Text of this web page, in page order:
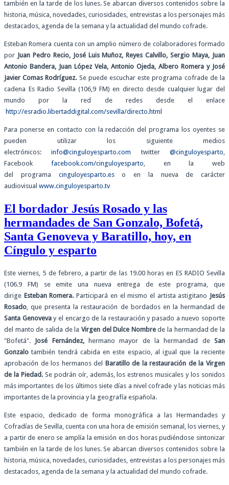
también en la tarde de los lunes. Se abarcan diversos contenidos sobre la
historia, música, novedades, curiosidades, entrevistas a los personajes más
destacados, agenda de la semana y la actualidad del mundo cofrade.
Esteban Romera cuenta con un amplio número de colaboradores formado
por Juan Pedro Recio, José Luis Muñoz, Reyes Calvillo, Sergio Maya, Juan
Antonio Bandera, Juan López Vela, Antonio Ojeda, Albero Romera y José
Javier Comas Rodríguez. Se puede escuchar este programa cofrade de la
cadena Es Radio Sevilla (106,9 FM) en directo desde cualquier lugar del
mundo por la red de redes desde el enlace
http://esradio.libertaddigital.com/sevilla/directo.html
Para ponerse en contacto con la redacción del programa los oyentes se
pueden utilizar los siguiente medios
electrónicos:info@cinguloyesparto.com twitter@cinguloyesparto,
Facebook facebook.com/cinguloyesparto, en la web
del programa cinguloyesparto.eso en la nueva de carácter
audiovisual www.cinguloyesparto.tv
El bordador Jesús Rosado y las
hermandades de San Gonzalo, Bofetá,
Santa Genoveva y Baratillo, hoy, en
Cíngulo y esparto
Este viernes, 5 de febrero, a partir de las 19.00 horas en ES RADIO Sevilla
(106.9 FM) se emite una nueva entrega de este programa, que
dirige Esteban Romera. Participará en el mismo el artista astigitano Jesús
Rosado, que presenta la restauración de bordados en la hermandad de
Santa Genovevay el encargo de la restauración y pasado a nuevo soporte
del manto de salida de la Virgen del Dulce Nombrede la hermandad de la
"Bofetá".
José Fernández,hermano mayor de la hermandad deSan
Gonzalotambién tendrá cabida en este espacio, al igual que la reciente
aprobación de los hermanos del Baratillo de la restauración de la Virgen
de la Piedad. Se podrán oír, además, los estrenos musicales y los sonidos
más importantes de los últimos siete días a nivel cofrade y las noticias más
importantes de la provincia y la geografía española.
Este espacio, dedicado de forma monográfica a las Hermandades y
Cofradías de Sevilla, cuenta con una hora de emisión semanal, los viernes, y
a partir de enero se amplía la emisión en dos horas pudiéndose sintonizar
también en la tarde de los lunes. Se abarcan diversos contenidos sobre la
historia, música, novedades, curiosidades, entrevistas a los personajes más
destacados, agenda de la semana y la actualidad del mundo cofrade.